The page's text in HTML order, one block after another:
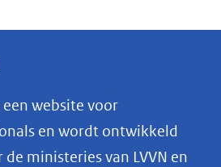
website voor
en wordt ontwikkeld
ministeries van LVVN en